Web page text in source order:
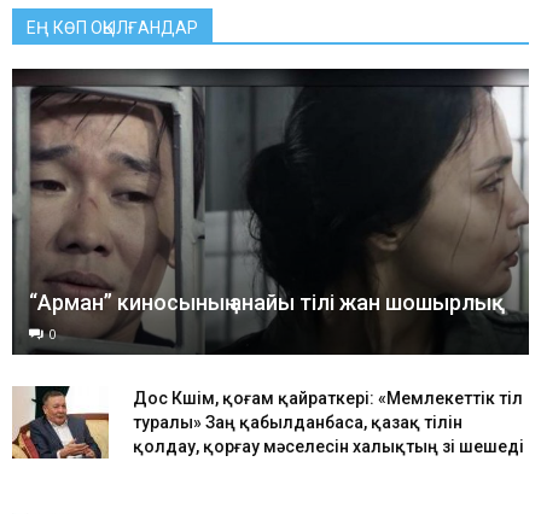
ЕҢ КӨП ОҚЫЛҒАНДАР
“Арман” киносының анайы тілі жан шошырлық
0
Дос Көшім, қоғам қайраткері: «Мемлекеттік тіл
туралы» Заң қабылданбаса, қазақ тілін
қолдау, қорғау мәселесін халықтың өзі шешеді